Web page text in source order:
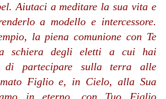
Aiutaci a meditare la sua vita e
a modello e intercessore.
la piena comunione con Te
schiera degli eletti a cui hai
di partecipare sulla terra alle
Figlio e, in Cielo, alla Sua